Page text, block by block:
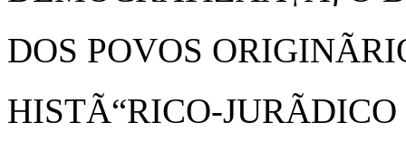
DOS POVOS
HISTÃ“RICO-